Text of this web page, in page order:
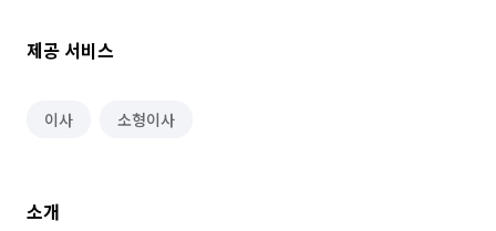
제공 서비스
이사 소형이사
소개